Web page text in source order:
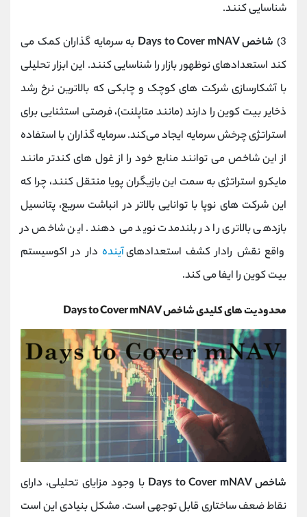
شناسایی کنند.
3) شاخص Days to Cover mNAV
به سرمایه‌ گذاران کمک می
‌کند استعدادهای نوظهور بازار را شناسایی کنند. این ابزار تحلیلی
با آشکارسازی شرکت ‌های کوچک و چابکی که بالاترین نرخ رشد
ذخایر بیت ‌کوین را دارند (مانند متاپلنت)، فرصتی استثنایی برای
استراتژی چرخش سرمایه ایجاد می‌کند. سرمایه ‌گذاران با استفاده
از این شاخص می‌ توانند منابع خود را از غول‌ های کندتر مانند
مایکرو استراتژی به سمت این بازیگران پویا منتقل کنند، چرا که
این شرکت ‌های نوپا با توانایی بالاتر در انباشت سریع، پتانسیل
بازدهی بالاتری را در بلندمدت نوید می‌ دهند. این شاخص در
واقع نقش رادار کشف استعدادهایآینده دار در اکوسیستم
بیت‌ کوین را ایفا می ‌کند.
محدودیت ‌های کلیدی شاخص Days to Cover mNAV
شاخص Days to Cover mNAV
با وجود مزایای تحلیلی، دارای
نقاط ضعف ساختاری قابل توجهی است. مشکل بنیادی این است